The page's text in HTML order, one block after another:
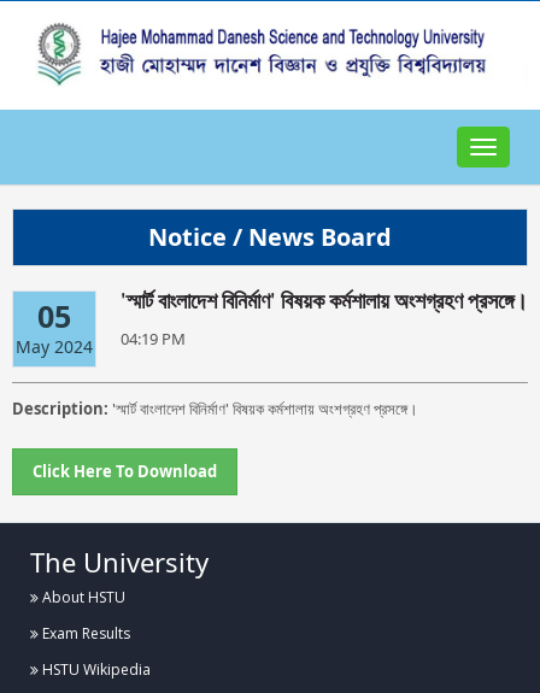
Toggle
Notice / News Board
05
May 2024
'স্মার্ট বাংলাদেশ বিনির্মাণ' বিষয়ক কর্মশালায় অংশগ্রহণ প্রসঙ্গে।
04:19 PM
Description: 'স্মার্ট বাংলাদেশ বিনির্মাণ' বিষয়ক কর্মশালায় অংশগ্রহণ প্রসঙ্গে।
Click Here To Download
The University
About HSTU
Exam Results
HSTU Wikipedia